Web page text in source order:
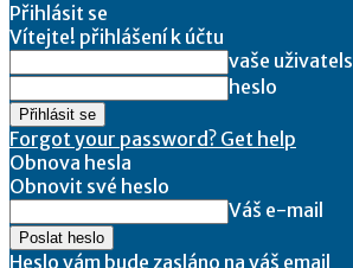
Přihlásit se
Vítejte! přihlášení k účtu
vaše
heslo
Forgot your password? Get help
Obnova hesla
Obnovit své heslo
Váš e-mail
Heslo vám bude zasláno na váš email